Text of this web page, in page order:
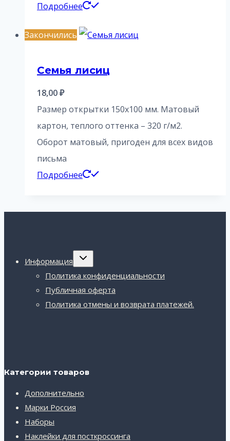
Подробнее
Закончились
Семья лисиц
18,00₽
Размер открытки 150х100 мм. Матовый
картон, теплого оттенка – 320 г/м2.
Оборот матовый, пригоден для всех видов
письма
Подробнее
Информация
Переключить
Политика конфиденциальности
Публичная оферта
Политика отмены и возврата платежей.
Категории товаров
Дополнительно
Марки Россия
Наборы
Наклейки для посткроссинга